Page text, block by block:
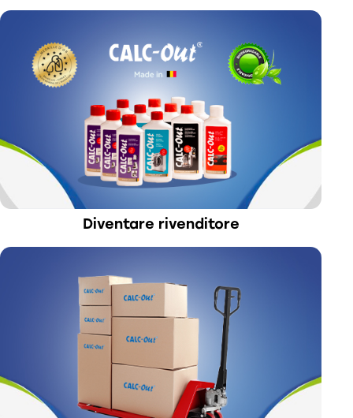
Diventare rivenditore​